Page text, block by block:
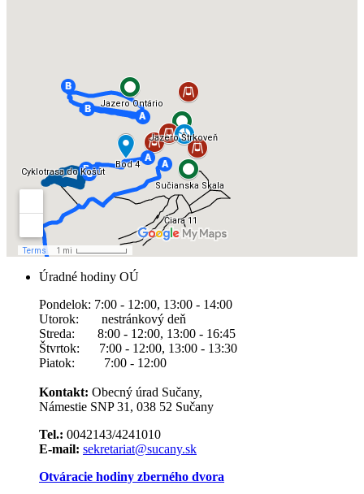
Úradné hodiny OÚ
Pondelok: 7:00 - 12:00, 13:00 - 14:00
Utorok: nestránkový deň
Streda: 8:00 - 12:00, 13:00 - 16:45
Štvrtok: 7:00 - 12:00, 13:00 - 13:30
Piatok: 7:00 - 12:00
Kontakt: Obecný úrad Sučany,
Námestie SNP 31, 038 52 Sučany
Tel.: 0042143/4241010
E-mail: sekretariat@sucany.sk
Otváracie hodiny zberného dvora